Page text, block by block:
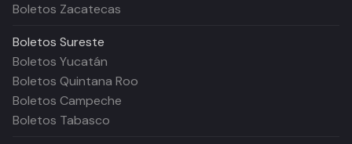
Boletos Zacatecas
Boletos Sureste
Boletos Yucatán
Boletos Quintana Roo
Boletos Campeche
Boletos Tabasco